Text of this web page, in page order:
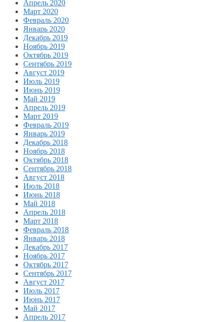
Апрель 2020
Март 2020
Февраль 2020
Январь 2020
Декабрь 2019
Ноябрь 2019
Октябрь 2019
Сентябрь 2019
Август 2019
Июль 2019
Июнь 2019
Май 2019
Апрель 2019
Март 2019
Февраль 2019
Январь 2019
Декабрь 2018
Ноябрь 2018
Октябрь 2018
Сентябрь 2018
Август 2018
Июль 2018
Июнь 2018
Май 2018
Апрель 2018
Март 2018
Февраль 2018
Январь 2018
Декабрь 2017
Ноябрь 2017
Октябрь 2017
Сентябрь 2017
Август 2017
Июль 2017
Июнь 2017
Май 2017
Апрель 2017